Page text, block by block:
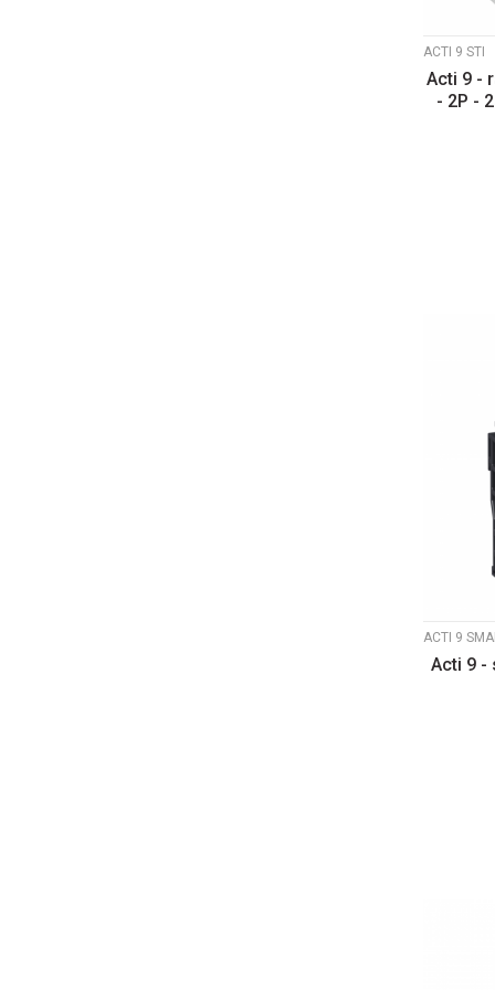
ACTI 9 STI
Acti 9 -
- 2P -
Acti 9 -